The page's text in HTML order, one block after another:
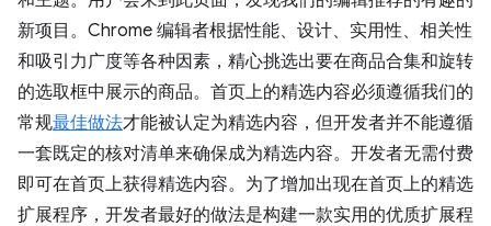
新项目。Chrome 编辑者根据性能、设计、实用性、相关性
和吸引力广度等各种因素，精心挑选出要在商品合集和旋转
的选取框中展示的商品。首页上的精选内容必须遵循我们的
常规最佳做法才能被认定为精选内容，但开发者并不能遵循
一套既定的核对清单来确保成为精选内容。开发者无需付费
即可在首页上获得精选内容。为了增加出现在首页上的精选
扩展程序，开发者最好的做法是构建一款实用的优质扩展程